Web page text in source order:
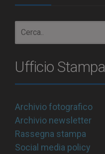
Ufficio Stampa
Archivio fotografico
Archivio newsletter
Rassegna stampa
Social media policy